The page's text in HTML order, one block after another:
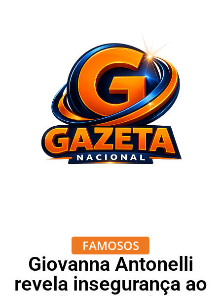
FAMOSOS
Giovanna Antonelli
revela insegurança ao